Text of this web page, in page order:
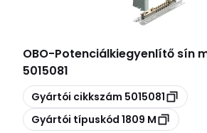
OBO-Potenciálkiegyenlítő sín
5015081
Másolás
Gyártói cikkszám 5015081
Másolás
Gyártói típuskód 1809 M